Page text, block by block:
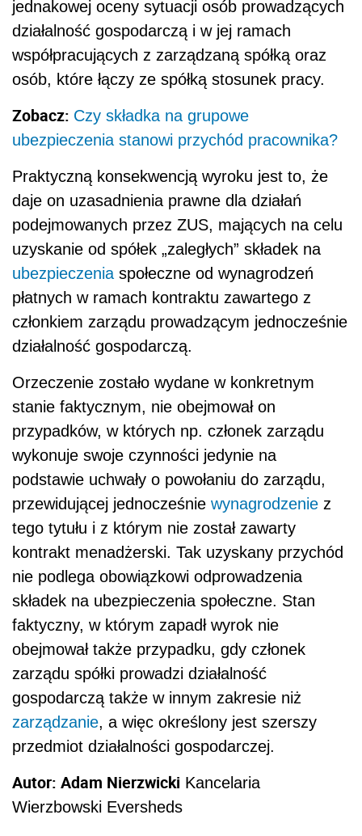
jednakowej oceny sytuacji osób prowadzących
działalność gospodarczą i w jej ramach
współpracujących z zarządzaną spółką oraz
osób, które łączy ze spółką stosunek pracy.
Zobacz: Czy składka na grupowe
ubezpieczenia stanowi przychód pracownika?
Praktyczną konsekwencją wyroku jest to, że
daje on uzasadnienia prawne dla działań
podejmowanych przez ZUS, mających na celu
uzyskanie od spółek „zaległych” składek na
ubezpieczenia społeczne od wynagrodzeń
płatnych w ramach kontraktu zawartego z
członkiem zarządu prowadzącym jednocześnie
działalność gospodarczą.
Orzeczenie zostało wydane w konkretnym
stanie faktycznym, nie obejmował on
przypadków, w których np. członek zarządu
wykonuje swoje czynności jedynie na
podstawie uchwały o powołaniu do zarządu,
przewidującej jednocześnie wynagrodzenie z
tego tytułu i z którym nie został zawarty
kontrakt menadżerski. Tak uzyskany przychód
nie podlega obowiązkowi odprowadzenia
składek na ubezpieczenia społeczne. Stan
faktyczny, w którym zapadł wyrok nie
obejmował także przypadku, gdy członek
zarządu spółki prowadzi działalność
gospodarczą także w innym zakresie niż
zarządzanie, a więc określony jest szerszy
przedmiot działalności gospodarczej.
Autor: Adam Nierzwicki Kancelaria
Wierzbowski Eversheds